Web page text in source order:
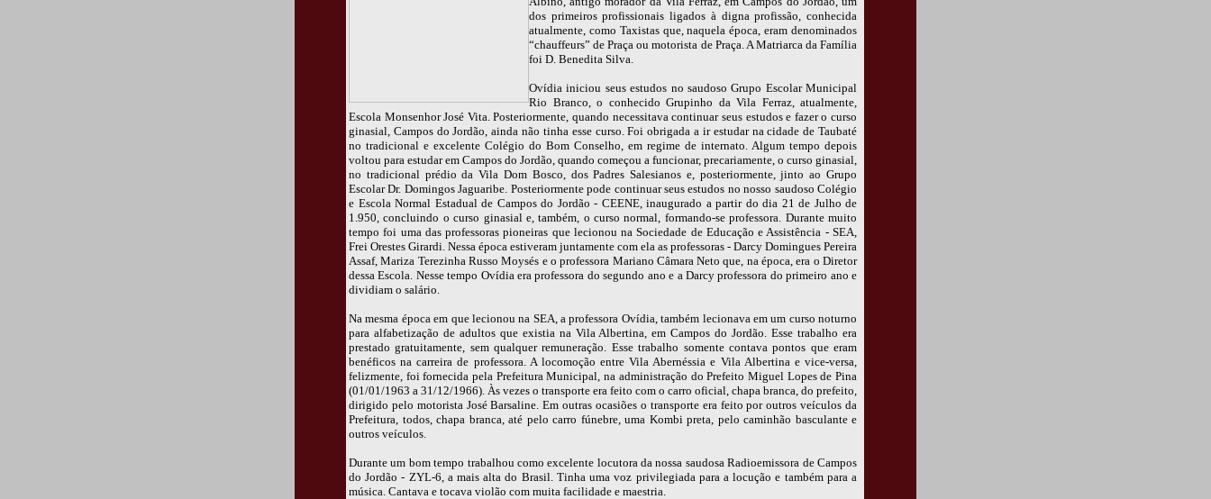
dos primeiros profissionais ligados à digna profissão, conhecida
atualmente, como Taxistas que, naquela época, eram denominados
“chauffeurs” de Praça ou motorista de Praça. A Matriarca da Família
foi D. Benedita Silva.
Ovídia iniciou seus estudos no saudoso Grupo Escolar Municipal
Rio Branco, o conhecido Grupinho da Vila Ferraz, atualmente,
Escola Monsenhor José Vita. Posteriormente, quando necessitava continuar seus estudos e fazer o curso
ginasial, Campos do Jordão, ainda não tinha esse curso. Foi obrigada a ir estudar na cidade de Taubaté
no tradicional e excelente Colégio do Bom Conselho, em regime de internato. Algum tempo depois
voltou para estudar em Campos do Jordão, quando começou a funcionar, precariamente, o curso ginasial,
no tradicional prédio da Vila Dom Bosco, dos Padres Salesianos e, posteriormente, jinto ao Grupo
Escolar Dr. Domingos Jaguaribe. Posteriormente pode continuar seus estudos no nosso saudoso Colégio
e Escola Normal Estadual de Campos do Jordão - CEENE, inaugurado a partir do dia 21 de Julho de
1.950, concluindo o curso ginasial e, também, o curso normal, formando-se professora. Durante muito
tempo foi uma das professoras pioneiras que lecionou na Sociedade de Educação e Assistência - SEA,
Frei Orestes Girardi. Nessa época estiveram juntamente com ela as professoras - Darcy Domingues Pereira
Assaf, Mariza Terezinha Russo Moysés e o professora Mariano Câmara Neto que, na época, era o Diretor
dessa Escola. Nesse tempo Ovídia era professora do segundo ano e a Darcy professora do primeiro ano e
dividiam o salário.
Na mesma época em que lecionou na SEA, a professora Ovídia, também lecionava em um curso noturno
para alfabetização de adultos que existia na Vila Albertina, em Campos do Jordão. Esse trabalho era
prestado gratuitamente, sem qualquer remuneração. Esse trabalho somente contava pontos que eram
benéficos na carreira de professora. A locomoção entre Vila Abernéssia e Vila Albertina e vice-versa,
felizmente, foi fornecida pela Prefeitura Municipal, na administração do Prefeito Miguel Lopes de Pina
(01/01/1963 a 31/12/1966). Às vezes o transporte era feito com o carro oficial, chapa branca, do prefeito,
dirigido pelo motorista José Barsaline. Em outras ocasiões o transporte era feito por outros veículos da
Prefeitura, todos, chapa branca, até pelo carro fúnebre, uma Kombi preta, pelo caminhão basculante e
outros veículos.
Durante um bom tempo trabalhou como excelente locutora da nossa saudosa Radioemissora de Campos
do Jordão - ZYL-6, a mais alta do Brasil. Tinha uma voz privilegiada para a locução e também para a
música. Cantava e tocava violão com muita facilidade e maestria.